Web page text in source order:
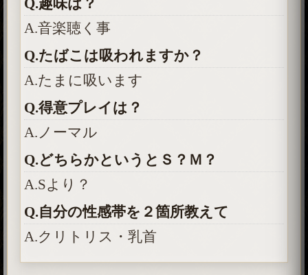
Q.趣味は？
A.音楽聴く事
Q.たばこは吸われますか？
A.たまに吸います
Q.得意プレイは？
A.ノーマル
Q.どちらかというとＳ？Ｍ？
A.Sより？
Q.自分の性感帯を２箇所教えて
A.クリトリス・乳首